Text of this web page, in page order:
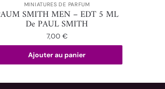
MINIATURES DE PARFUM
SMITH MEN – EDT 5 ML
De PAUL SMITH
7,00 €
Ajouter au panier